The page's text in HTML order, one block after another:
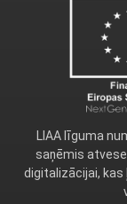
LIAA līguma
saņēmis
digitalizācijai,